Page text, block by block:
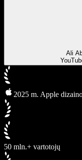
Ali
2025 m. Apple
50 mln.+ vartotojų